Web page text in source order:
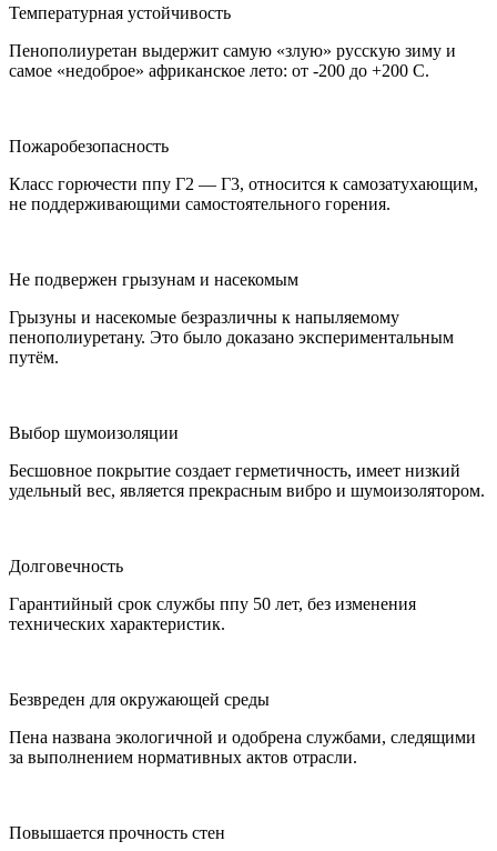
Температурная устойчивость
Пенополиуретан выдержит самую «злую» русскую зиму и
самое «недоброе» африканское лето: от -200 до +200 С.
Пожаробезопасность
Класс горючести ппу Г2 — Г3, относится к самозатухающим,
не поддерживающими самостоятельного горения.
Не подвержен грызунам и насекомым
Грызуны и насекомые безразличны к напыляемому
пенополиуретану. Это было доказано экспериментальным
путём.
Выбор шумоизоляции
Бесшовное покрытие создает герметичность, имеет низкий
удельный вес, является прекрасным вибро и шумоизолятором.
Долговечность
Гарантийный срок службы ппу 50 лет, без изменения
технических характеристик.
Безвреден для окружающей среды
Пена названа экологичной и одобрена службами, следящими
за выполнением нормативных актов отрасли.
Повышается прочность стен